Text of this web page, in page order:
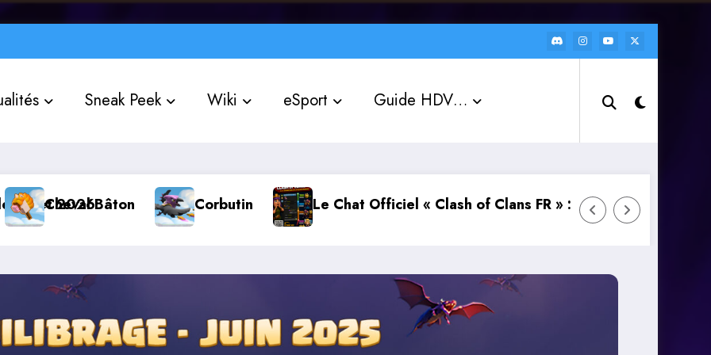
Sneak Peek Wiki eSport Guide HDV…
Corbutin Le Chat Officiel « Clash of Clans FR » : rejoignez la communauté et débloquez des
Le Chat Global fait son grand